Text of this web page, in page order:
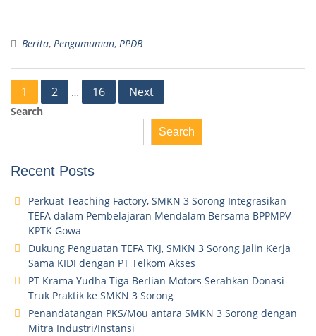
Berita, Pengumuman, PPDB
Posts
pagination
1 2 … 16 Next
Search
Search
Recent Posts
Perkuat Teaching Factory, SMKN 3 Sorong Integrasikan
TEFA dalam Pembelajaran Mendalam Bersama BPPMPV
KPTK Gowa
Dukung Penguatan TEFA TKJ, SMKN 3 Sorong Jalin Kerja
Sama KIDI dengan PT Telkom Akses
PT Krama Yudha Tiga Berlian Motors Serahkan Donasi
Truk Praktik ke SMKN 3 Sorong
Penandatangan PKS/Mou antara SMKN 3 Sorong dengan
Mitra Industri/Instansi